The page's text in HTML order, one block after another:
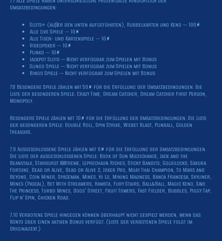
Umsatzbedingungen:
Slots* (außer den unten aufgeführten), Rubbelkarten und Keno — 100%
Alle Live Spiele — 10%
Alle Tisch- und Kartenspiele — 10%
Videopoker — 10%
Plinko — 10%
Jackpot Slots — Nicht verfügbar zum Spielen mit Bonus
Slingo Spiele — Nicht verfügbar zum Spielen mit Bonus
Bingo Spiele — Nicht verfügbar zum Spielen mit Bonus
7.8 Besondere Spiele zählen mit 50% für die Erfüllung der Umsatzbedingungen. Die
Liste der besonderen Spiele: Crazy Time, Dream Catcher, Dream Catcher First Person,
Monopoly.
Besondere Spiele zählen mit 10% für die Erfüllung der Umsatzbedingungen. Die Liste
der besonderen Spiele: Double Roll, Spin Strike, Wicket Blast, Plinball, Golden
Treasure.
7.9 Ausgeschlossene Spiele zählen mit 0% für die Erfüllung der Umsatzbedingungen.
Die Liste der ausgeschlossenen Spiele: Book of Sun Multichance, Jack and the
Beanstalk, Starburst XXXtreme, Leprechaun Riches, Sticky Bandits, Goldilocks, Sakura
Fortune, Dead or Alive, Dead or Alive 2, Joker Pro, Muay Thai Champion, To Mars and
Beyond, Coin Miner, Spaceman, Mines, Hi Lo, Mining Madness, Banca Francesa, Skyliner,
Mines (Pascal), Bet With Streamers, Hamsta, Fury Stairs, Ball&Ball, Magic Keno, Save
The Princess, Turbo Mines, Dogs’ Street, Fruit Towers, Fast Fielder, Bubbles, Piggy Tap,
Flip n‘ Spin, Chicken Road.
7.10 Verbotene Spiele hingegen können überhaupt nicht gespielt werden, wenn das
Konto über einen aktiven Bonus verfügt. (Liste der verbotenen Spiele folgt im
Originaltext.)